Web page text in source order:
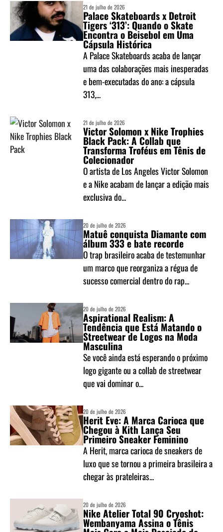
21 de julho de 2026
Palace Skateboards x Detroit
Tigers ‘313’: Quando o Skate
Encontra o Beisebol em Uma
Cápsula Histórica
A Palace Skateboards acaba de lançar
uma das colaborações mais inesperadas
e bem-executadas do ano: a cápsula
313,...
21 de julho de 2026
Victor Solomon x Nike Trophies
Black Pack: A Collab que
Transforma Troféus em Tênis de
Colecionador
O artista de Los Angeles Victor Solomon
e a Nike acabam de lançar a edição mais
exclusiva do...
20 de julho de 2026
Matuê conquista Diamante com
álbum 333 e bate recorde
O trap brasileiro acaba de testemunhar
um marco que reorganiza a régua de
sucesso comercial dentro do rap...
20 de julho de 2026
Aspirational Realism: A
Tendência que Está Matando o
Streetwear de Logos na Moda
Masculina
Se você ainda está esperando o próximo
logo gigante ou a collab de streetwear
que vai dominar o...
20 de julho de 2026
Herit Eve: A Marca Carioca que
Chegou à Kith Lança Seu
Primeiro Sneaker Feminino
A Herit, marca carioca de sneakers de
luxo que se tornou a primeira brasileira a
chegar às prateleiras...
20 de julho de 2026
Nike Atelier Total 90 Cryoshot:
Wembanyama Assina o Tênis